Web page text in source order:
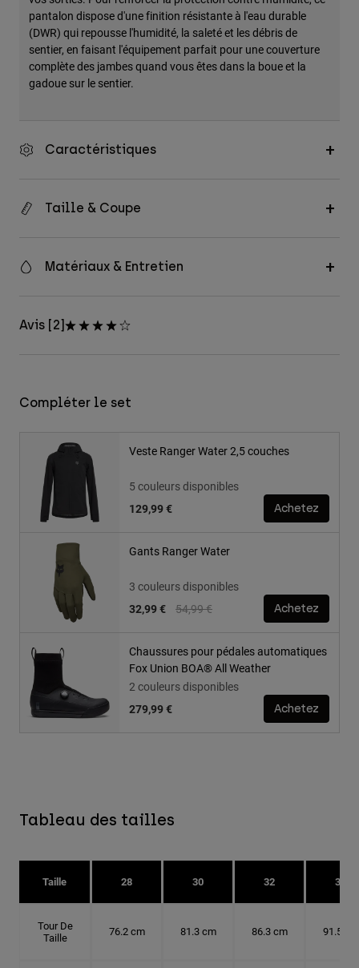
pantalon dispose d'une finition résistante à l'eau durable
(DWR) qui repousse l'humidité, la saleté et les débris de
sentier, en faisant l'équipement parfait pour une couverture
complète des jambes quand vous êtes dans la boue et la
gadoue sur le sentier.
Caractéristiques
Taille & Coupe
Matériaux & Entretien
Avis [2]
Compléter le set
Veste Ranger Water 2,5 couches
5 couleurs disponibles
129,99 €
Achetez
Gants Ranger Water
3 couleurs disponibles
Price reduced from
54,99 €to
32,99 € Achetez
Chaussures pour pédales automatiques
Fox Union BOA® All Weather
2 couleurs disponibles
279,99 €
Achetez
Tableau des tailles
Taille 28 30 32 34
Tour De
Taille
76.2 cm 81.3 cm 86.3 cm 91.5 cm